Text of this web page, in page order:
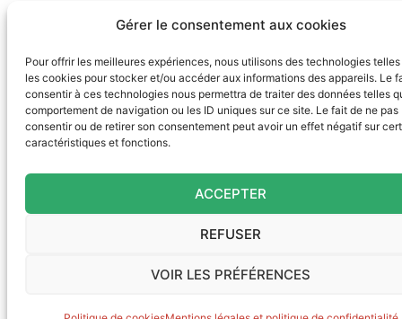
Gérer le consentement aux cookies
Pour offrir les meilleures expériences, nous utilisons des technologies
les cookies pour stocker et/ou accéder aux informations des appareils. Le
consentir à ces technologies nous permettra de traiter des données telles
comportement de navigation ou les ID uniques sur ce site. Le fait de ne pas
consentir ou de retirer son consentement peut avoir un effet négatif sur
caractéristiques et fonctions.
ACCEPTER
REFUSER
VOIR LES PRÉFÉRENCES